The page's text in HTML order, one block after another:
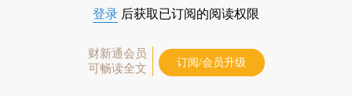
登录 后获取已订阅的阅读权限
财新通会员
可畅读全文
订阅/会员升级